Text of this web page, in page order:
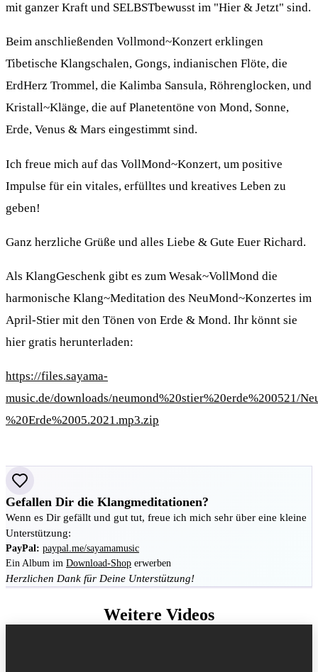
mit ganzer Kraft und SELBSTbewusst im "Hier & Jetzt" sind.
Beim anschließenden Vollmond~Konzert erklingen
Tibetische Klangschalen, Gongs, indianischen Flöte, die
ErdHerz Trommel, die Kalimba Sansula, Röhrenglocken, und
Kristall~Klänge, die auf Planetentöne von Mond, Sonne,
Erde, Venus & Mars eingestimmt sind.
Ich freue mich auf das VollMond~Konzert, um positive
Impulse für ein vitales, erfülltes und kreatives Leben zu
geben!
Ganz herzliche Grüße und alles Liebe & Gute Euer Richard.
Als KlangGeschenk gibt es zum Wesak~VollMond die
harmonische Klang~Meditation des NeuMond~Konzertes im
April-Stier mit den Tönen von Erde & Mond. Ihr könnt sie
hier gratis herunterladen:
https://files.sayama-
music.de/downloads/neumond%20stier%20erde%200521/
%20Erde%2005.2021.mp3.zip
Gefallen Dir die Klangmeditationen?
Wenn es Dir gefällt und gut tut, freue ich mich sehr über eine kleine
Unterstützung:
PayPal: paypal.me/sayamamusic
Ein Album im Download-Shop erwerben
Herzlichen Dank für Deine Unterstützung!
Weitere Videos